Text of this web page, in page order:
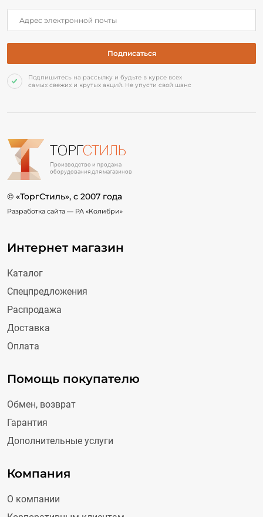
Подпишитесь на рассылку и будьте в курсе всех
самых свежих и крутых акций. Не упусти свой шанс
ТОРГСТИЛЬ
Производство и продажа
оборудования для магазинов
© «ТоргСтиль», c 2007 года
Разработка сайта — РА «Колибри»
Интернет магазин
Каталог
Спецпредложения
Распродажа
Доставка
Оплата
Помощь покупателю
Обмен, возврат
Гарантия
Дополнительные услуги
Компания
О компании